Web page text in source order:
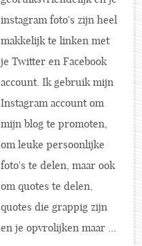
instagram foto's zijn heel
makkelijk te linken met
je Twitter en Facebook
account. Ik gebruik mijn
Instagram account om
mijn blog te promoten,
om leuke persoonlijke
foto's te delen, maar ook
om quotes te delen,
quotes die grappig zijn
en je opvrolijken maar ...